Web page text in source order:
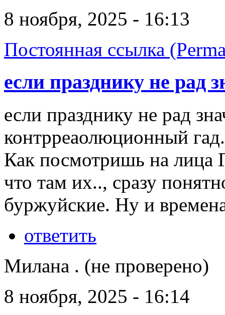
8 ноября, 2025 - 16:13
Постоянная ссылка
если празднику не рад
если празднику не рад
контрреаолюционный
Как посмотришь на лица
что там их.., сразу
буржуйские. Ну и
ответить
Милана . (не проверено)
8 ноября, 2025 - 16:14